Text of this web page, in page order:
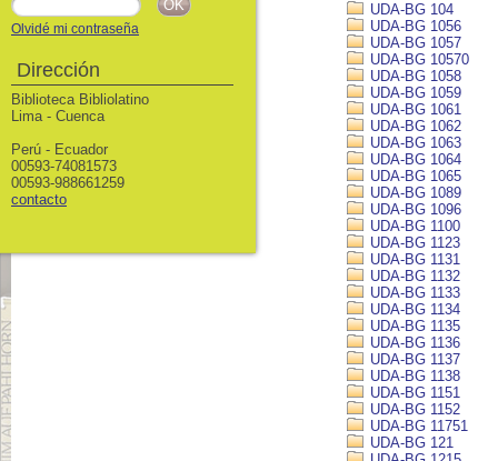
UDA-BG 104
UDA-BG 1056
UDA-BG 1057
UDA-BG 10570
UDA-BG 1058
UDA-BG 1059
UDA-BG 1061
UDA-BG 1062
UDA-BG 1063
UDA-BG 1064
UDA-BG 1065
UDA-BG 1089
UDA-BG 1096
UDA-BG 1100
UDA-BG 1123
UDA-BG 1131
UDA-BG 1132
UDA-BG 1133
UDA-BG 1134
UDA-BG 1135
UDA-BG 1136
UDA-BG 1137
UDA-BG 1138
UDA-BG 1151
UDA-BG 1152
UDA-BG 11751
UDA-BG 121
Olvidé mi contraseña
Dirección
Biblioteca Bibliolatino
Lima - Cuenca
Perú - Ecuador
00593-74081573
00593-988661259
contacto